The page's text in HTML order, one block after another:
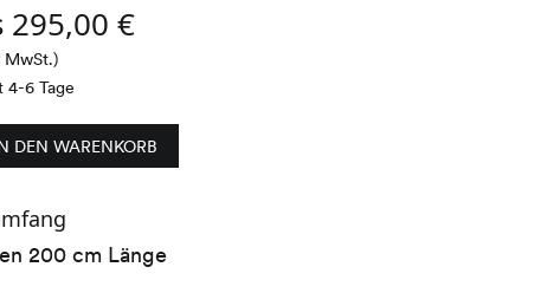
295,00 €
MwSt.)
4-6 Tage
DEN WARENKORB
200 cm Länge